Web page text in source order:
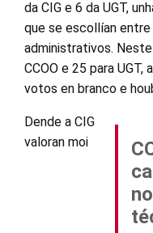
da CIG e 6 da UGT,
que se escollían
administrativos.
CCOO e 25 para
votos en branco e
Dende a CIG
valoran moi